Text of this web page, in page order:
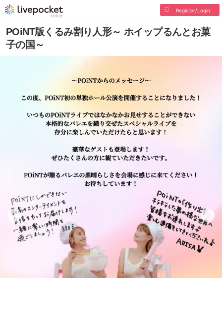
Register/Login
POiNT版くるみ割り人形～ ホイップるんとお菓
子の国～